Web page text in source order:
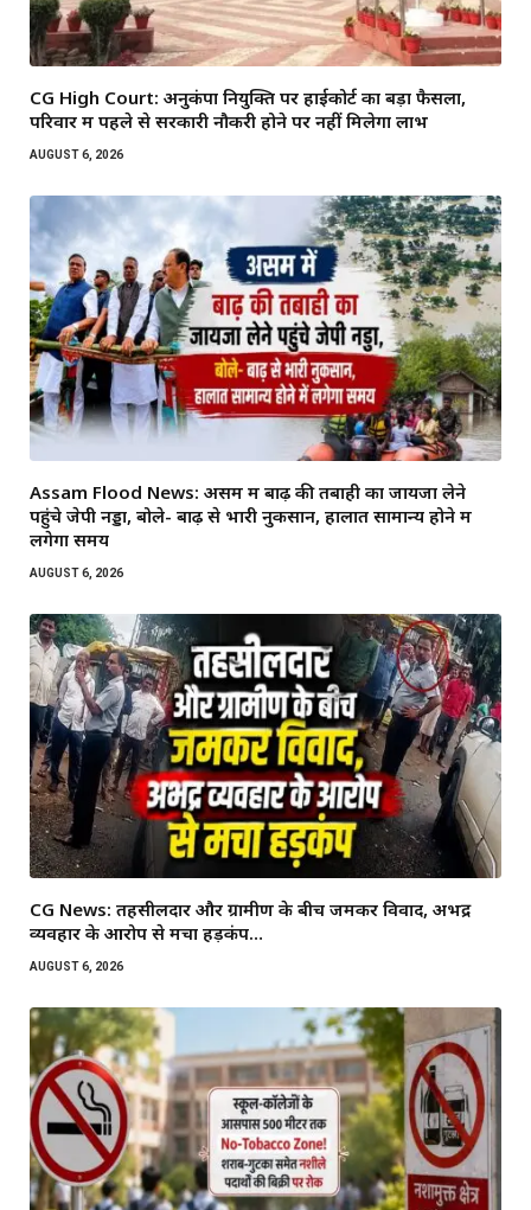
CG High Court: अनुकंपा नियुक्ति पर हाईकोर्ट का बड़ा फैसला,
परिवार में पहले से सरकारी नौकरी होने पर नहीं मिलेगा लाभ
AUGUST 6, 2026
Assam Flood News: असम में बाढ़ की तबाही का जायजा लेने
पहुंचे जेपी नड्डा, बोले- बाढ़ से भारी नुकसान, हालात सामान्य होने में
लगेगा समय
AUGUST 6, 2026
CG News: तहसीलदार और ग्रामीण के बीच जमकर विवाद, अभद्र
व्यवहार के आरोप से मचा हड़कंप…
AUGUST 6, 2026